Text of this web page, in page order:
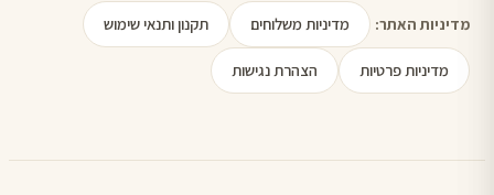
מדיניות האתר: מדיניות משלוחים תקנון ותנאי שימוש
מדיניות פרטיות הצהרת נגישות